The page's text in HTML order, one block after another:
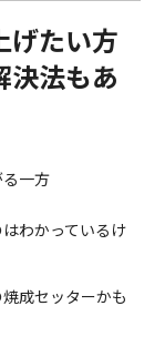
げたい方
決法もあ
一方
わかっているけ
成セッターかも